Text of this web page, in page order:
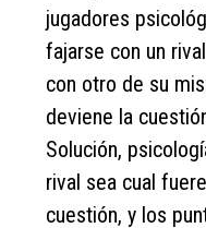
jugadores
fajarse con un
con otro de su
deviene la
Solución,
rival sea cual
cuestión, y los